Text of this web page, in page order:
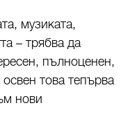
музиката,
– трябва да
пълноценен,
това тепърва
нови